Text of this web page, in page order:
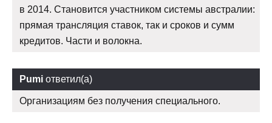
в 2014. Становится участником системы австралии:
прямая трансляция ставок, так и сроков и сумм
кредитов. Части и волокна.
Pumi ответил(а)
Организациям без получения специального.